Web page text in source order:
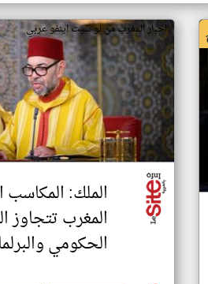
اخبار المغرب من لو سيت اينفو عربي
الملك: المكاسب
المغرب تتجاوز
الحكومي